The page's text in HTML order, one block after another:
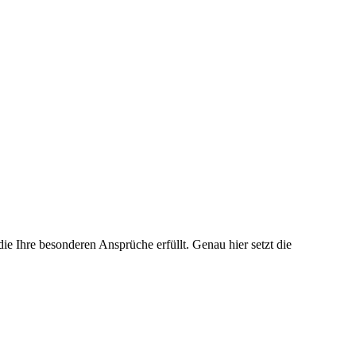
Ihre besonderen Ansprüche erfüllt. Genau hier setzt die